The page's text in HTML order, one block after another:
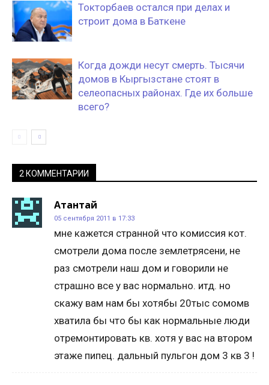
Токторбаев остался при делах и
строит дома в Баткене
Когда дожди несут смерть. Тысячи
домов в Кыргызстане стоят в
селеопасных районах. Где их больше
всего?
2 КОММЕНТАРИИ
Атантай
05 сентября 2011 в 17:33
мне кажется странной что комиссия кот.
смотрели дома после землетрясени, не
раз смотрели наш дом и говорили не
страшно все у вас нормально. итд. но
скажу вам нам бы хотябы 20тыс сомомв
хватила бы что бы как нормальные люди
отремонтировать кв. хотя у вас на втором
этаже пипец. дальный пульгон дом 3 кв 3 !